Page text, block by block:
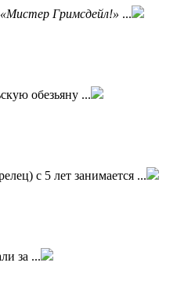
«Мистер Гримсдейл!» ...
обезьяну ...
c 5 лет занимается ...
за ...